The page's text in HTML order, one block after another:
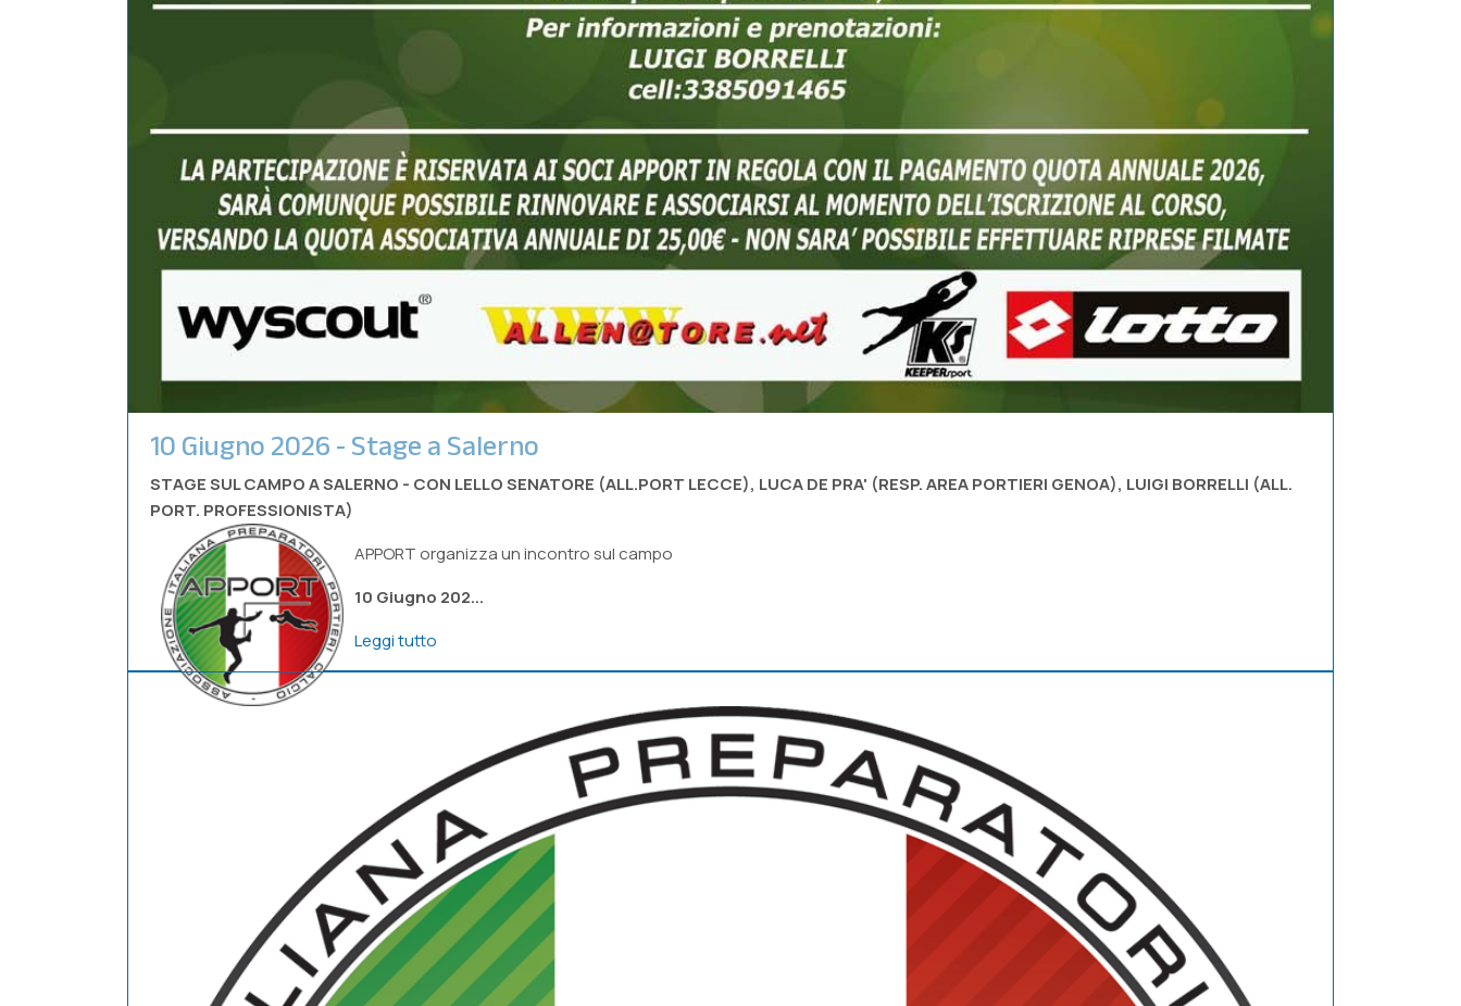
10 Giugno 2026 - Stage a Salerno
STAGE SUL CAMPO A SALERNO - CON LELLO SENATORE (ALL.PORT LECCE), LUCA DE PRA' (RESP. AREA PORTIERI GENOA), LUIGI BORRELLI (ALL.
PORT. PROFESSIONISTA)
APPORT organizza un incontro sul campo
10 Giugno 202...
Leggi tutto